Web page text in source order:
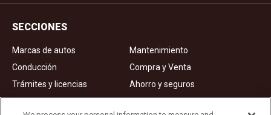
SECCIONES
Marcas de autos
Mantenimiento
Conducción
Compra y Venta
Trámites y licencias
Ahorro y seguros
Noticias
Videos de autos